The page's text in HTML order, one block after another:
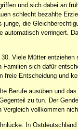
und sich dabei an
schlecht bezahlte
die
verringert.
Viele Mütter
sich dafür
Entscheidung und
Berufe ausüben und
zu tun. Der
vollkommen
In